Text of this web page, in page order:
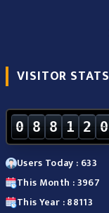
VISITOR STATS
0 8 8 1 2 0
Users Today : 633
This Month : 3967
This Year : 88113